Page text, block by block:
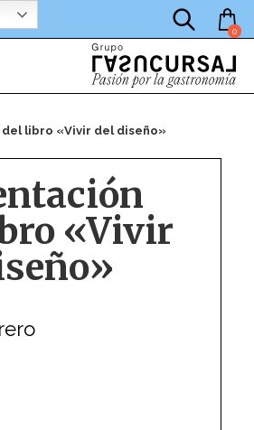
0
libro «Vivir del diseño»
«Vivir